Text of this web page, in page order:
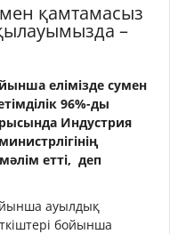
қамтамасыз
–
елімізде сумен
96%-ды
Индустрия
етті, деп
ауылдық
бойынша